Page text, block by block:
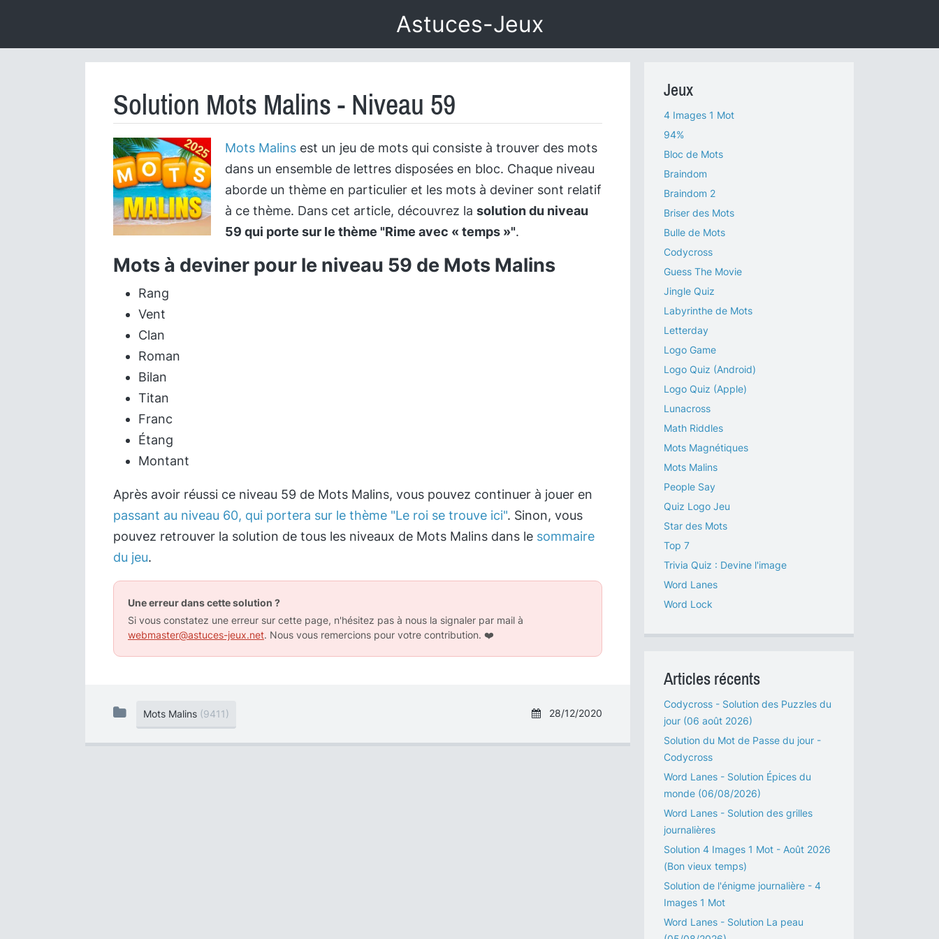
Astuces-Jeux
Solution Mots Malins - Niveau 59
Mots Malins est un jeu de mots qui consiste à trouver des mots
dans un ensemble de lettres disposées en bloc. Chaque niveau
aborde un thème en particulier et les mots à deviner sont relatif
à ce thème. Dans cet article, découvrez la solution du niveau
59 qui porte sur le thème "Rime avec « temps »".
Mots à deviner pour le niveau 59 de Mots Malins
Rang
Vent
Clan
Roman
Bilan
Titan
Franc
Étang
Montant
Après avoir réussi ce niveau 59 de Mots Malins, vous pouvez continuer à jouer en
passant au niveau 60, qui portera sur le thème "Le roi se trouve ici". Sinon, vous
pouvez retrouver la solution de tous les niveaux de Mots Malins dans le sommaire
du jeu.
Une erreur dans cette solution ?
Si vous constatez une erreur sur cette page, n'hésitez pas à nous la signaler par mail à
webmaster@astuces-jeux.net. Nous vous remercions pour votre contribution. ❤️
28/12/2020
Mots Malins (9411)
Jeux
4 Images 1 Mot
94%
Bloc de Mots
Braindom
Braindom 2
Briser des Mots
Bulle de Mots
Codycross
Guess The Movie
Jingle Quiz
Labyrinthe de Mots
Letterday
Logo Game
Logo Quiz (Android)
Logo Quiz (Apple)
Lunacross
Math Riddles
Mots Magnétiques
Mots Malins
People Say
Quiz Logo Jeu
Star des Mots
Top 7
Trivia Quiz : Devine l'image
Word Lanes
Word Lock
Articles récents
Codycross - Solution des Puzzles du
jour (06 août 2026)
Solution du Mot de Passe du jour -
Codycross
Word Lanes - Solution Épices du
monde (06/08/2026)
Word Lanes - Solution des grilles
journalières
Solution 4 Images 1 Mot - Août 2026
(Bon vieux temps)
Solution de l'énigme journalière - 4
Images 1 Mot
Word Lanes - Solution La peau